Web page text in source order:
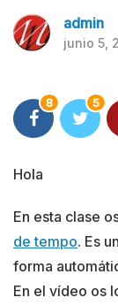
admin
junio 5,
8 5
Hola
En esta clase
de tempo. Es
forma
En el vídeo os